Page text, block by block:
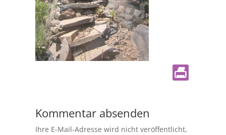
Kommentar absenden
Ihre E-Mail-Adresse wird nicht veröffentlicht,